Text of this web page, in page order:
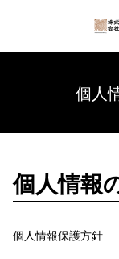
個人
個人情報
個人情報保護方針